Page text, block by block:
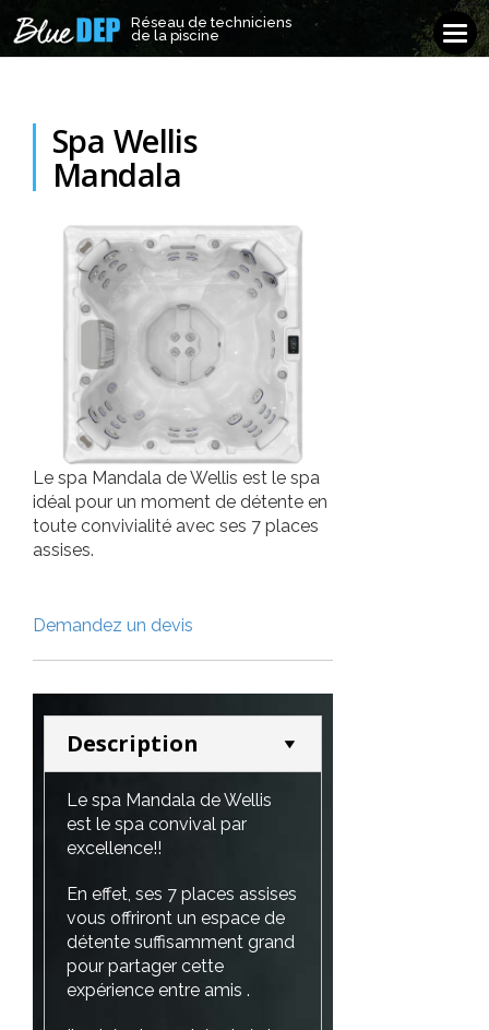
Réseau de techniciens
de la piscine
Spa Wellis
Mandala
Le spa Mandala de Wellis est le spa
idéal pour un moment de détente en
toute convivialité avec ses 7 places
assises.
Demandez un devis
Description
Le spa Mandala de Wellis
est le spa convival par
excellence!!
En effet, ses 7 places assises
vous offriront un espace de
détente suffisamment grand
pour partager cette
expérience entre amis .
Réseau de techniciens
de la piscine